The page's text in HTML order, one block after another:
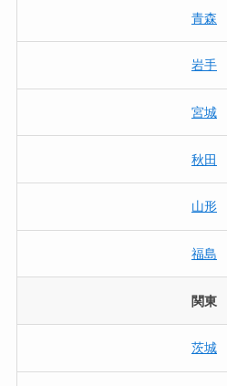
青森
岩手
宮城
秋田
山形
福島
関東
茨城